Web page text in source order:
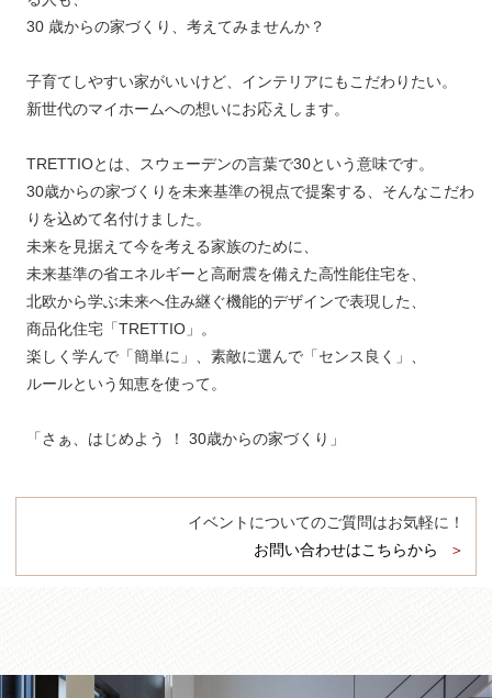
30 歳からの家づくり、考えてみませんか？
子育てしやすい家がいいけど、インテリアにもこだわりたい。
新世代のマイホームへの想いにお応えします。
TRETTIOとは、スウェーデンの言葉で30という意味です。
30歳からの家づくりを未来基準の視点で提案する、そんなこだわ
りを込めて名付けました。
未来を見据えて今を考える家族のために、
未来基準の省エネルギーと高耐震を備えた高性能住宅を、
北欧から学ぶ未来へ住み継ぐ機能的デザインで表現した、
商品化住宅「TRETTIO」。
楽しく学んで「簡単に」、素敵に選んで「センス良く」、
ルールという知恵を使って。
「さぁ、はじめよう ！ 30歳からの家づくり」
イベントについてのご質問はお気軽に！
お問い合わせはこちらから